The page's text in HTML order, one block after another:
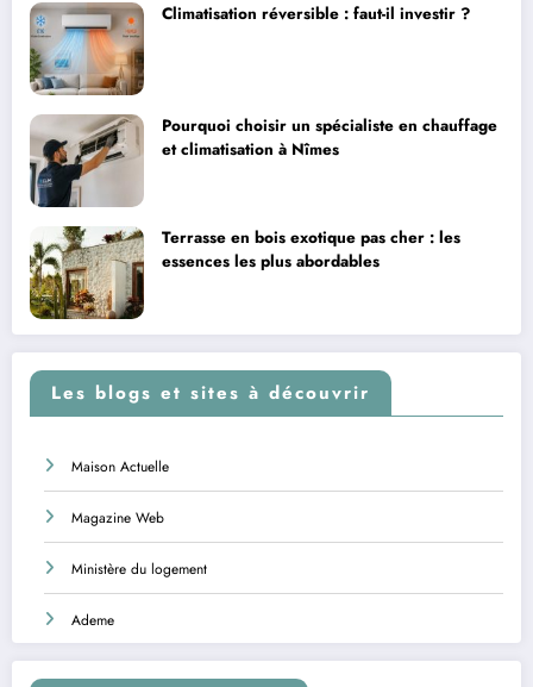
Climatisation réversible : faut-il investir ?
Pourquoi choisir un spécialiste en chauffage
et climatisation à Nîmes
Terrasse en bois exotique pas cher : les
essences les plus abordables
Les blogs et sites à découvrir
Maison Actuelle
Magazine Web
Ministère du logement
Ademe